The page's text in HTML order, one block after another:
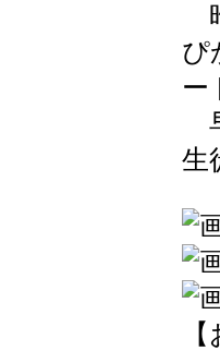
ぴ
ー
生